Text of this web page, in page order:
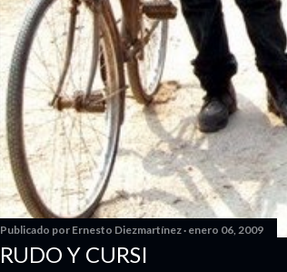
Publicado por Ernesto Diezmartínez enero 06, 2009
RUDO Y CURSI